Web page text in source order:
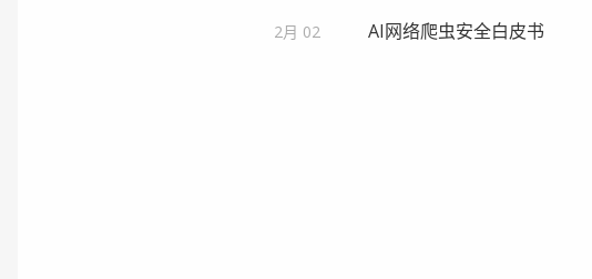
2月 02 AI网络爬虫安全白皮书